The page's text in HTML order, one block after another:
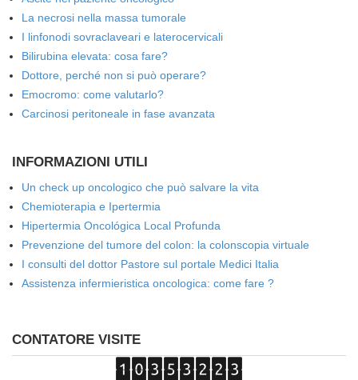
La necrosi nella massa tumorale
I linfonodi sovraclaveari e laterocervicali
Bilirubina elevata: cosa fare?
Dottore, perché non si può operare?
Emocromo: come valutarlo?
Carcinosi peritoneale in fase avanzata
INFORMAZIONI UTILI
Un check up oncologico che può salvare la vita
Chemioterapia e Ipertermia
Hipertermia Oncológica Local Profunda
Prevenzione del tumore del colon: la colonscopia virtuale
I consulti del dottor Pastore sul portale Medici Italia
Assistenza infermieristica oncologica: come fare ?
CONTATORE VISITE